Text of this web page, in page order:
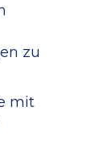
zu
mit